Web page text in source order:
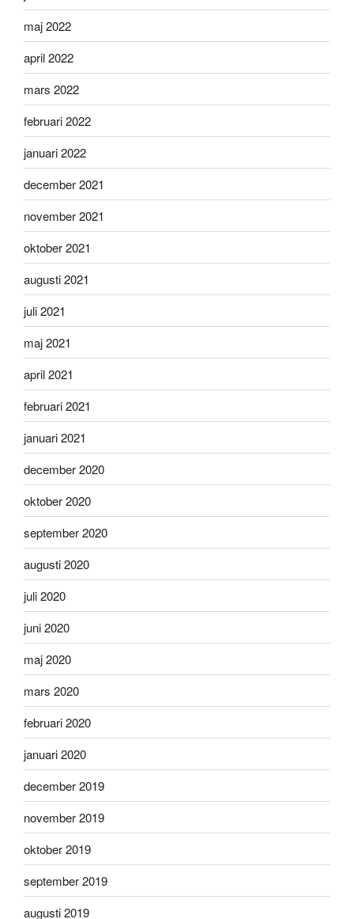
maj 2022
april 2022
mars 2022
februari 2022
januari 2022
december 2021
november 2021
oktober 2021
augusti 2021
juli 2021
maj 2021
april 2021
februari 2021
januari 2021
december 2020
oktober 2020
september 2020
augusti 2020
juli 2020
juni 2020
maj 2020
mars 2020
februari 2020
januari 2020
december 2019
november 2019
oktober 2019
september 2019
augusti 2019